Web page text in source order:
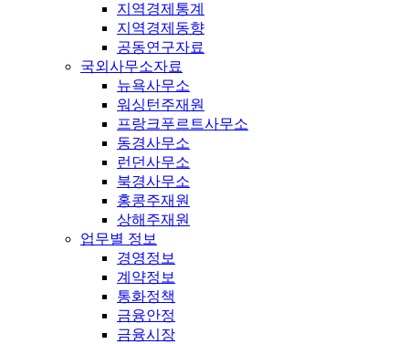
지역경제통계
지역경제동향
공동연구자료
국외사무소자료
뉴욕사무소
워싱턴주재원
프랑크푸르트사무소
동경사무소
런던사무소
북경사무소
홍콩주재원
상해주재원
업무별 정보
경영정보
계약정보
통화정책
금융안정
금융시장